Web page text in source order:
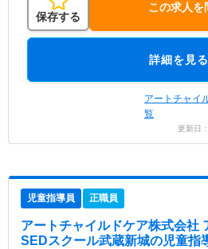
保存する
この求人を
詳細を見る
アートチャイ
覧
更新日
児童指導員 正職員
アートチャイルドケア株式会社
SEDスクール武蔵新城の児童指